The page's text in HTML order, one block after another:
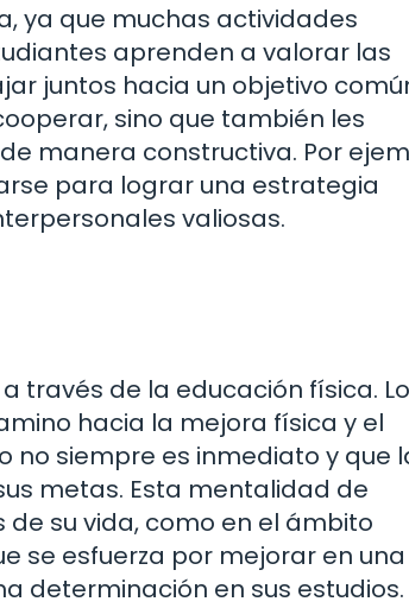
ya que muchas actividades
aprenden a valorar las
juntos hacia un objetivo
sino que también les
manera constructiva. Por
para lograr una estrategia
valiosas.
través de la educación física.
hacia la mejora física y el
no siempre es inmediato y que
metas. Esta mentalidad de
su vida, como en el ámbito
se esfuerza por mejorar en una
determinación en sus estudios.